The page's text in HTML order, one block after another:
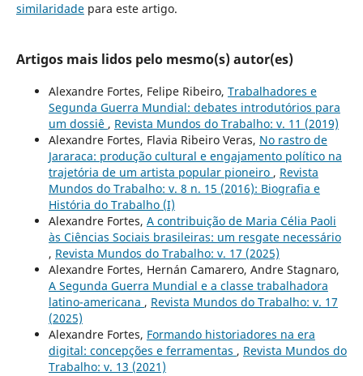
similaridadepara este artigo.
Artigos mais lidos pelo mesmo(s) autor(es)
Alexandre Fortes, Felipe Ribeiro, Trabalhadores e
Segunda Guerra Mundial: debates introdutórios para
um dossiê , Revista Mundos do Trabalho: v. 11 (2019)
Alexandre Fortes, Flavia Ribeiro Veras, No rastro de
Jararaca: produção cultural e engajamento político na
trajetória de um artista popular pioneiro , Revista
Mundos do Trabalho: v. 8 n. 15 (2016): Biografia e
História do Trabalho (I)
Alexandre Fortes, A contribuição de Maria Célia Paoli
às Ciências Sociais brasileiras: um resgate necessário
, Revista Mundos do Trabalho: v. 17 (2025)
Alexandre Fortes, Hernán Camarero, Andre Stagnaro,
A Segunda Guerra Mundial e a classe trabalhadora
latino-americana , Revista Mundos do Trabalho: v. 17
(2025)
Alexandre Fortes, Formando historiadores na era
digital: concepções e ferramentas , Revista Mundos do
Trabalho: v. 13 (2021)